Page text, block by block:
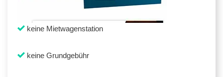
keine Mietwagenstation
keine Grundgebühr